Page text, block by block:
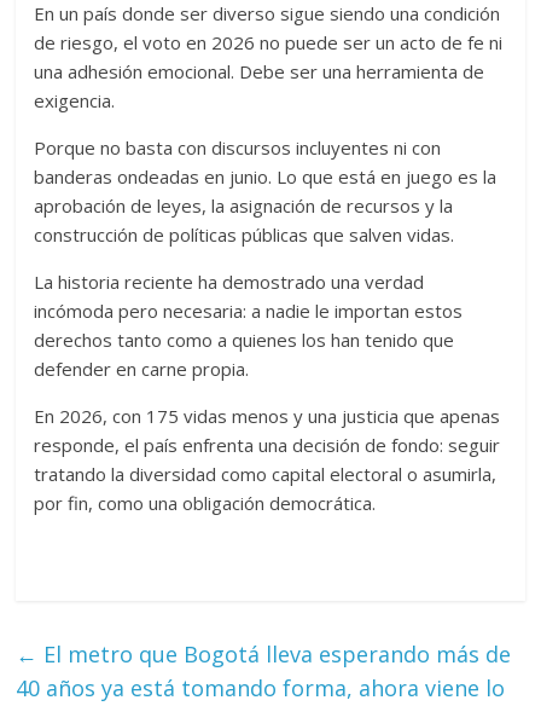
En un país donde ser diverso sigue siendo una condición
de riesgo, el voto en 2026 no puede ser un acto de fe ni
una adhesión emocional. Debe ser una herramienta de
exigencia.
Porque no basta con discursos incluyentes ni con
banderas ondeadas en junio. Lo que está en juego es la
aprobación de leyes, la asignación de recursos y la
construcción de políticas públicas que salven vidas.
La historia reciente ha demostrado una verdad
incómoda pero necesaria: a nadie le importan estos
derechos tanto como a quienes los han tenido que
defender en carne propia.
En 2026, con 175 vidas menos y una justicia que apenas
responde, el país enfrenta una decisión de fondo: seguir
tratando la diversidad como capital electoral o asumirla,
por fin, como una obligación democrática.
← El metro que Bogotá lleva esperando más de
40 años ya está tomando forma, ahora viene lo